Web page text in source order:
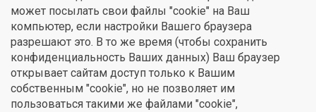
может посылать свои файлы "cookie" на Ваш
компьютер, если настройки Вашего браузера
разрешают это. В то же время (чтобы сохранить
конфиденциальность Ваших данных) Ваш браузер
открывает сайтам доступ только к Вашим
собственным "cookie", но не позволяет им
пользоваться такими же файлами "cookie",